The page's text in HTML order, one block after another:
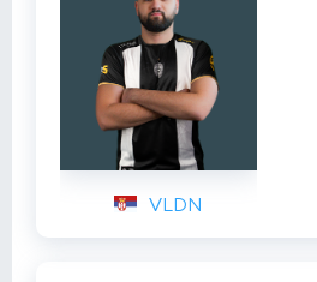
VLDN